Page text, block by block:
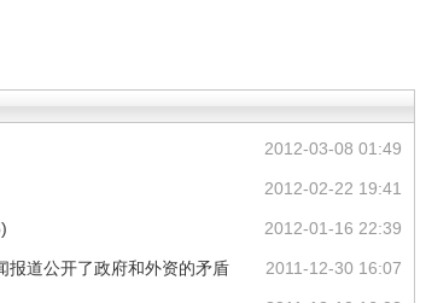
2012-03-08 01:49
2012-02-22 19:41
2012-01-16 22:39
2011-12-30 16:07
报道公开了政府和外资的矛盾